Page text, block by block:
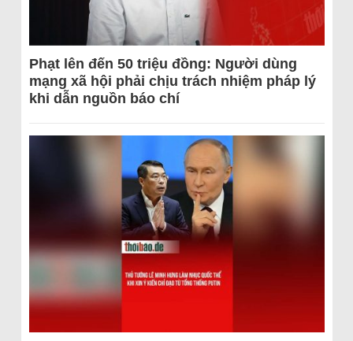
Phạt lên đến 50 triệu đồng: Người dùng
mạng xã hội phải chịu trách nhiệm pháp lý
khi dẫn nguồn báo chí